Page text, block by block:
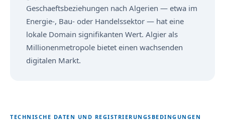
Geschaeftsbeziehungen nach Algerien — etwa im
Energie-, Bau- oder Handelssektor — hat eine
lokale Domain signifikanten Wert. Algier als
Millionenmetropole bietet einen wachsenden
digitalen Markt.
TECHNISCHE DATEN UND REGISTRIERUNGSBEDINGUNGEN